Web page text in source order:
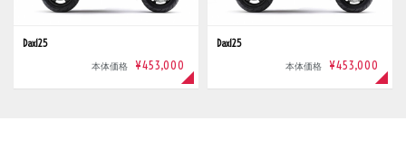
Dax125
本体価格 ¥453,000
Dax125
本体価格 ¥453,000